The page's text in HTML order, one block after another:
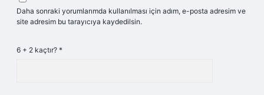
Daha sonraki yorumlarımda kullanılması için adım, e-posta adresim ve
site adresim bu tarayıcıya kaydedilsin.
6 + 2 kaçtır? *